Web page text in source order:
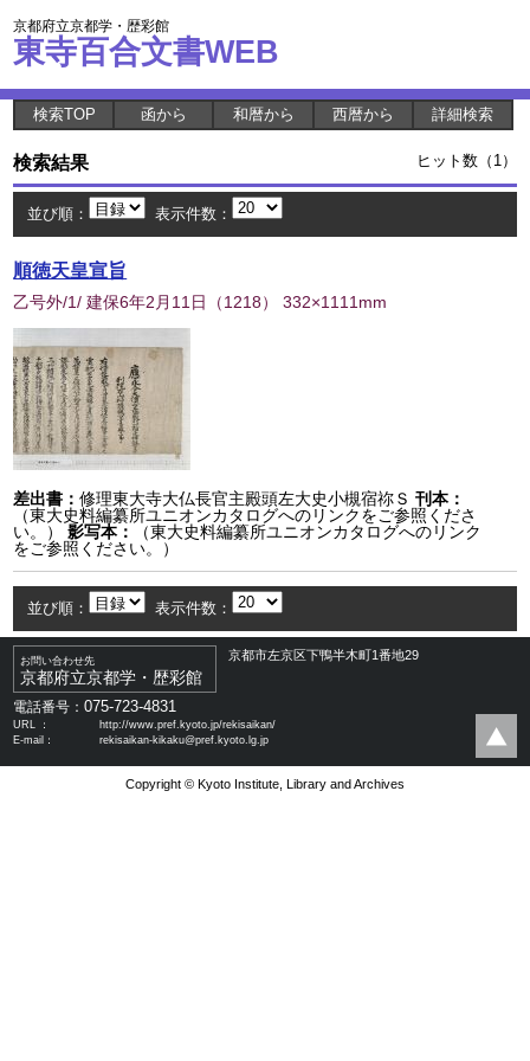
京都府立京都学・歴彩館
東寺百合文書WEB
検索TOP 函から 和暦から 西暦から 詳細検索
検索結果 ヒット数（1）
並び順： 表示件数：
順徳天皇宣旨
乙号外/1/ 建保6年2月11日 （1218） 332×1111mm
差出書：修理東大寺大仏長官主殿頭左大史小槻宿祢Ｓ 刊本：
（東大史料編纂所ユニオンカタログへのリンクをご参照くださ
い。）
影写本：
（東大史料編纂所ユニオンカタログへのリンク
をご参照ください。）
並び順： 表示件数：
お問い合わせ先
京都府立京都学・歴彩館
京都市左京区下鴨半木町1番地29
電話番号：075-723-4831
URL ：
http://www.pref.kyoto.jp/rekisaikan/
E-mail：
rekisaikan-kikaku@pref.kyoto.lg.jp
Copyright © Kyoto Institute, Library and Archives